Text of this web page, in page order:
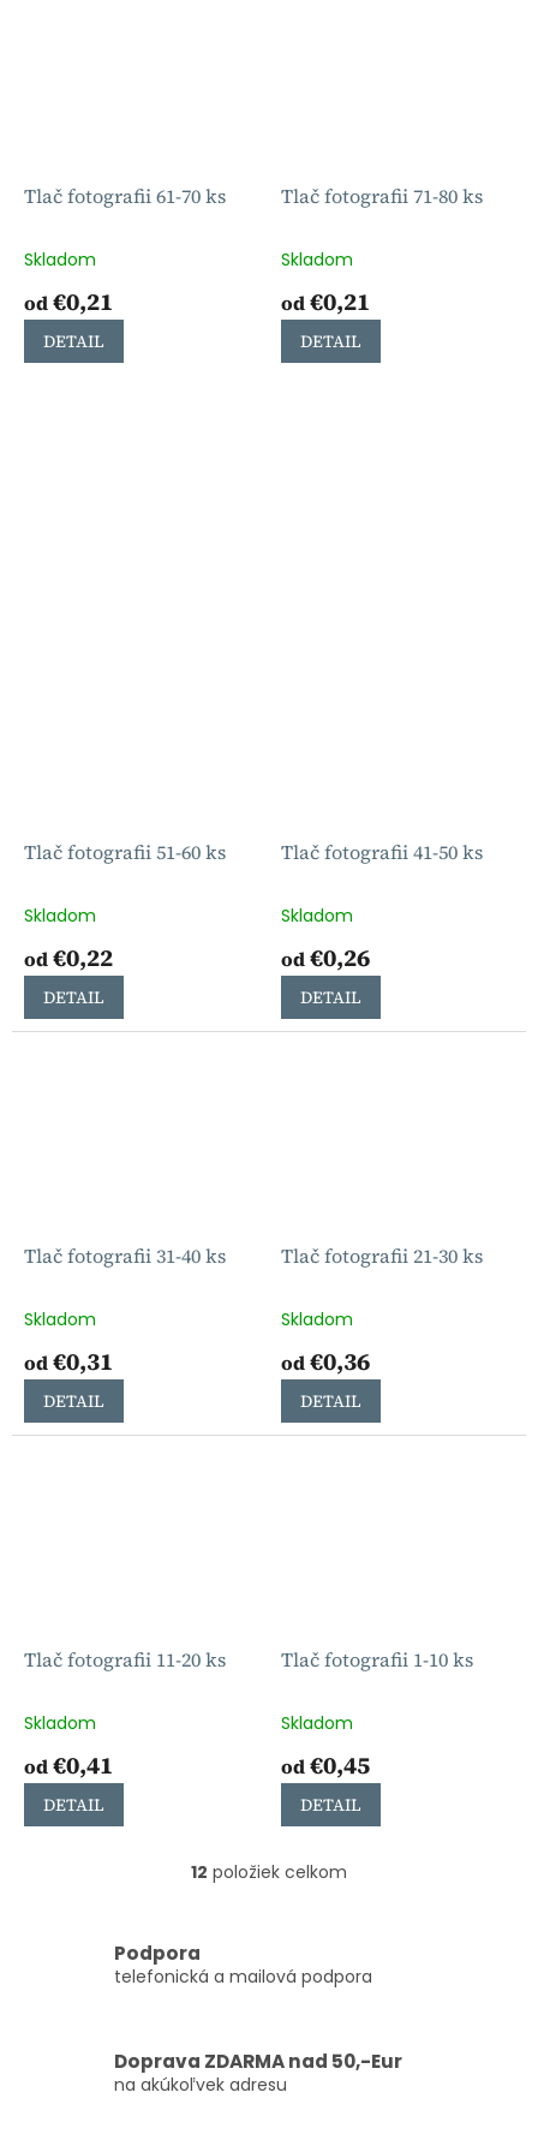
Tlač fotografii 61-70 ks
Skladom
od€0,21
DETAIL
Tlač fotografii 71-80 ks
Skladom
od€0,21
DETAIL
Tlač fotografii 51-60 ks
Skladom
od€0,22
DETAIL
Tlač fotografii 41-50 ks
Skladom
od€0,26
DETAIL
Tlač fotografii 31-40 ks
Skladom
od€0,31
DETAIL
Tlač fotografii 21-30 ks
Skladom
od€0,36
DETAIL
Tlač fotografii 11-20 ks
Skladom
od€0,41
DETAIL
Tlač fotografii 1-10 ks
Skladom
od€0,45
DETAIL
O
d
e
p
12 položiek celkom
Podpora
telefonická a mailová podpora
Doprava ZDARMA nad 50,-Eur
na akúkoľvek adresu